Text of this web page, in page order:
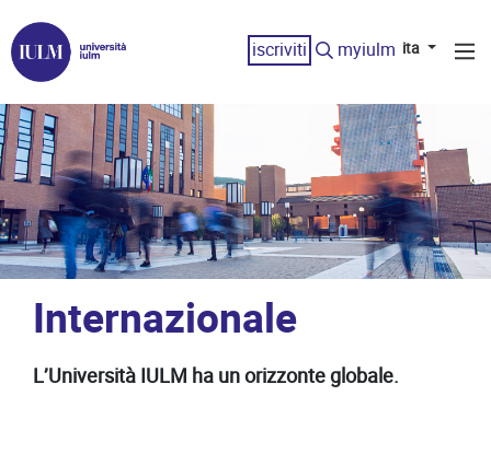
iscriviti myiulm ita
Internazionale
L’Università IULM ha un orizzonte globale.